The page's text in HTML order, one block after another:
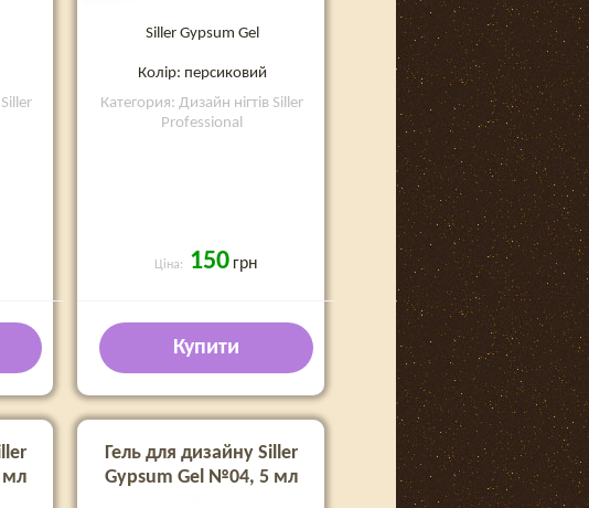
Siller Gypsum Gel
Колір: персиковий
Категория: Дизайн нігтів Siller
Professional
Ціна: 150 грн
Купити
мл
Гель для дизайну Siller
Gypsum Gel №04, 5 мл